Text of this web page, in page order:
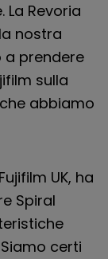
Revoria
nostra
prendere
sulla
abbiamo
UK, ha
Spiral
Siamo certi